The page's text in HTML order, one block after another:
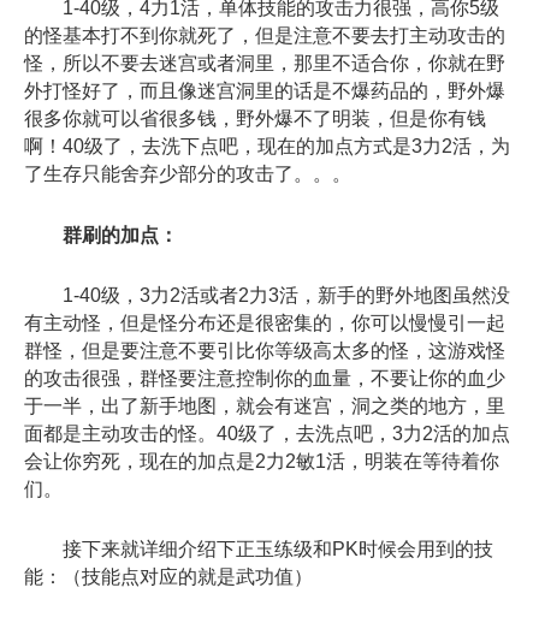
1-40级，4力1活，单体技能的攻击力很强，高你5级
的怪基本打不到你就死了，但是注意不要去打主动攻击的
怪，所以不要去迷宫或者洞里，那里不适合你，你就在野
外打怪好了，而且像迷宫洞里的话是不爆药品的，野外爆
很多你就可以省很多钱，野外爆不了明装，但是你有钱
啊！40级了，去洗下点吧，现在的加点方式是3力2活，为
了生存只能舍弃少部分的攻击了。。。
群刷的加点：
1-40级，3力2活或者2力3活，新手的野外地图虽然没
有主动怪，但是怪分布还是很密集的，你可以慢慢引一起
群怪，但是要注意不要引比你等级高太多的怪，这游戏怪
的攻击很强，群怪要注意控制你的血量，不要让你的血少
于一半，出了新手地图，就会有迷宫，洞之类的地方，里
面都是主动攻击的怪。40级了，去洗点吧，3力2活的加点
会让你穷死，现在的加点是2力2敏1活，明装在等待着你
们。
接下来就详细介绍下正玉练级和PK时候会用到的技
能：（技能点对应的就是武功值）